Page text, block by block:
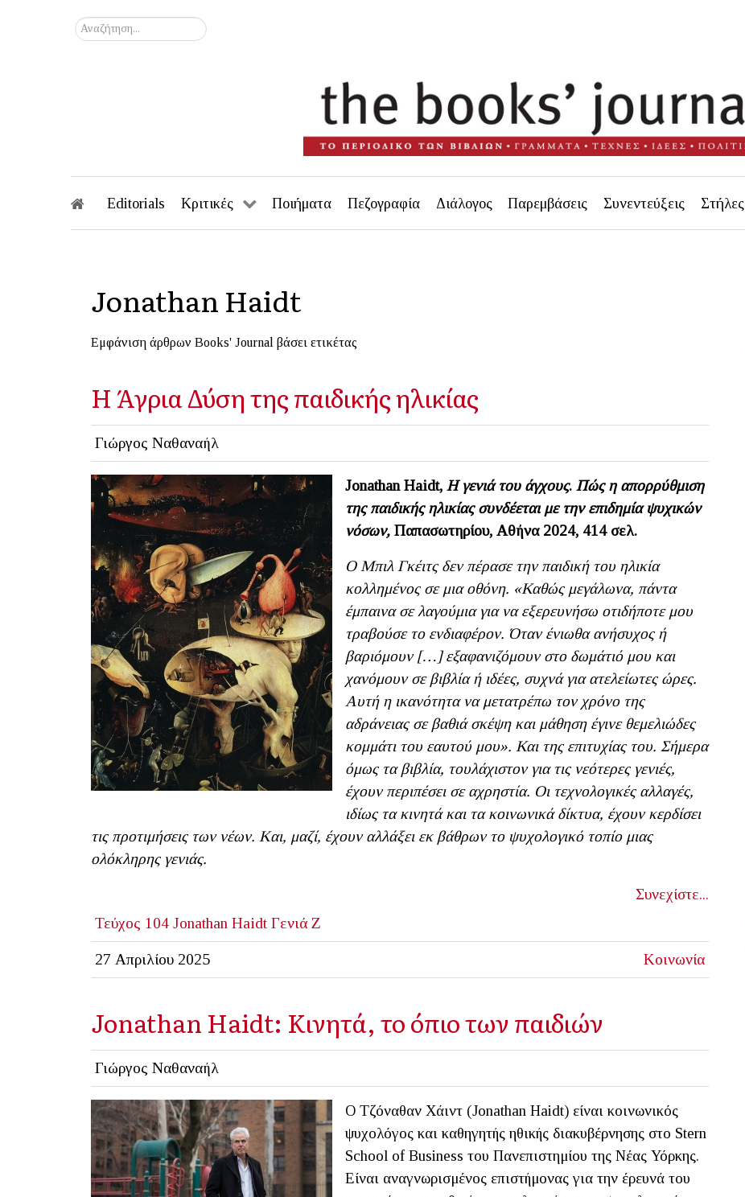
Αναζήτηση...
Editorials Κριτικές Ποιήματα Πεζογραφία Διάλογος Παρεμβάσεις Συνεντεύξεις Στήλες
Jonathan Haidt
Εμφάνιση άρθρων Books' Journal βάσει ετικέτας
Η Άγρια Δύση της παιδικής ηλικίας
Γιώργος Ναθαναήλ
JonathanHaidt, Η γενιά του άγχους. Πώς η απορρύθμιση
της παιδικής ηλικίας συνδέεται με την επιδημία ψυχικών
νόσων, Παπασωτηρίου, Αθήνα 2024, 414 σελ.
Ο Μπιλ Γκέιτς δεν πέρασε την παιδική του ηλικία
κολλημένος σε μια οθόνη. «Καθώς μεγάλωνα, πάντα
έμπαινα σε λαγούμια για να εξερευνήσω οτιδήποτε μου
τραβούσε το ενδιαφέρον. Όταν ένιωθα ανήσυχος ή
βαριόμουν […] εξαφανιζόμουν στο δωμάτιό μου και
χανόμουν σε βιβλία ή ιδέες, συχνά για ατελείωτες ώρες.
Αυτή η ικανότητα να μετατρέπω τον χρόνο της
αδράνειας σε βαθιά σκέψη και μάθηση έγινε θεμελιώδες
κομμάτι του εαυτού μου». Και της επιτυχίας του. Σήμερα
όμως τα βιβλία, τουλάχιστον για τις νεότερες γενιές,
έχουν περιπέσει σε αχρηστία. Οι τεχνολογικές αλλαγές,
ιδίως τα κινητά και τα κοινωνικά δίκτυα, έχουν κερδίσει
τις προτιμήσεις των νέων. Kαι, μαζί, έχουν αλλάξει εκ βάθρων το ψυχολογικό τοπίο μιας
ολόκληρης γενιάς.
Συνεχίστε...
Τεύχος 104 Jonathan Haidt Γενιά Ζ
27 Απριλίου 2025 Κοινωνία
Jonathan Haidt: Κινητά, το όπιο των παιδιών
Γιώργος Ναθαναήλ
Ο Τζόναθαν Χάιντ (Jonathan Haidt) είναι κοινωνικός
ψυχολόγος και καθηγητής ηθικής διακυβέρνησης στο Stern
School of Business του Πανεπιστημίου της Νέας Υόρκης.
Είναι αναγνωρισμένος επιστήμονας για την έρευνά του